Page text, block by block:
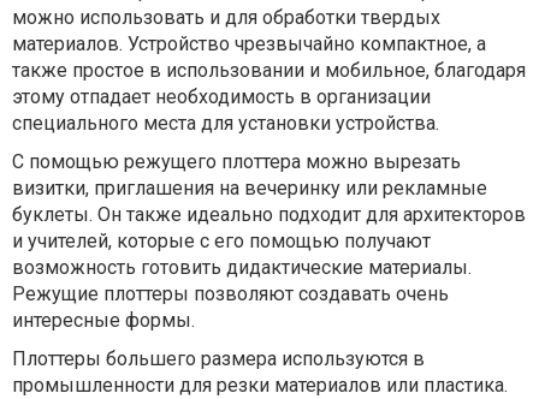
можно использовать и для обработки твердых
материалов. Устройство чрезвычайно компактное, а
также простое в использовании и мобильное, благодаря
этому отпадает необходимость в организации
специального места для установки устройства.
С помощью режущего плоттера можно вырезать
визитки, приглашения на вечеринку или рекламные
буклеты. Он также идеально подходит для архитекторов
и учителей, которые с его помощью получают
возможность готовить дидактические материалы.
Режущие плоттеры позволяют создавать очень
интересные формы.
Плоттеры большего размера используются в
промышленности для резки материалов или пластика.